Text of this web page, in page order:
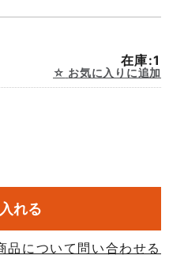
在庫:1
お気に入りに追加
れる
品について問い合わせる